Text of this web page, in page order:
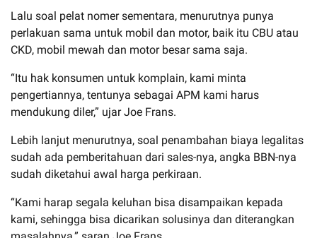
Lalu soal pelat nomer sementara, menurutnya punya
perlakuan sama untuk mobil dan motor, baik itu CBU atau
CKD, mobil mewah dan motor besar sama saja.
“Itu hak konsumen untuk komplain, kami minta
pengertiannya, tentunya sebagai APM kami harus
mendukung diler,” ujar Joe Frans.
Lebih lanjut menurutnya, soal penambahan biaya legalitas
sudah ada pemberitahuan dari sales-nya, angka BBN-nya
sudah diketahui awal harga perkiraan.
“Kami harap segala keluhan bisa disampaikan kepada
kami, sehingga bisa dicarikan solusinya dan diterangkan